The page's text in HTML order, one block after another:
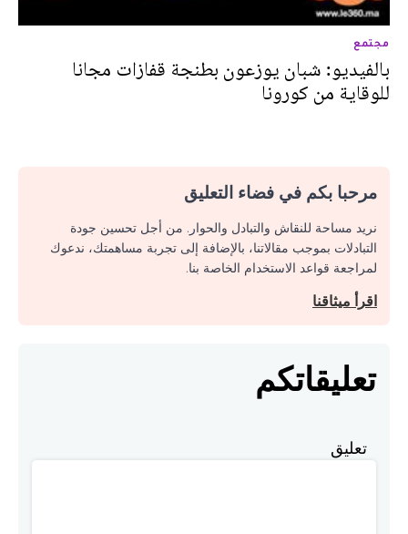
مجتمع
بالفيديو: شبان يوزعون بطنجة قفازات مجانا
للوقاية من كورونا
مرحبا بكم في فضاء التعليق
نريد مساحة للنقاش والتبادل والحوار. من أجل تحسين جودة
التبادلات بموجب مقالاتنا، بالإضافة إلى تجربة مساهمتك، ندعوك
لمراجعة قواعد الاستخدام الخاصة بنا.
اقرأ ميثاقنا
تعليقاتكم
تعليق